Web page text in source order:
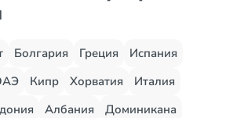
Болгария Греция
Испания
Кипр Хорватия
Италия
Албания
Доминикана